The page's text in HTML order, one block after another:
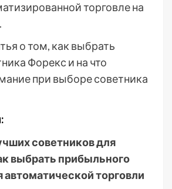
торговле на
о том, как выбрать
Форекс и на что
при выборе советника
советников для
выбрать прибыльного
автоматической торговли